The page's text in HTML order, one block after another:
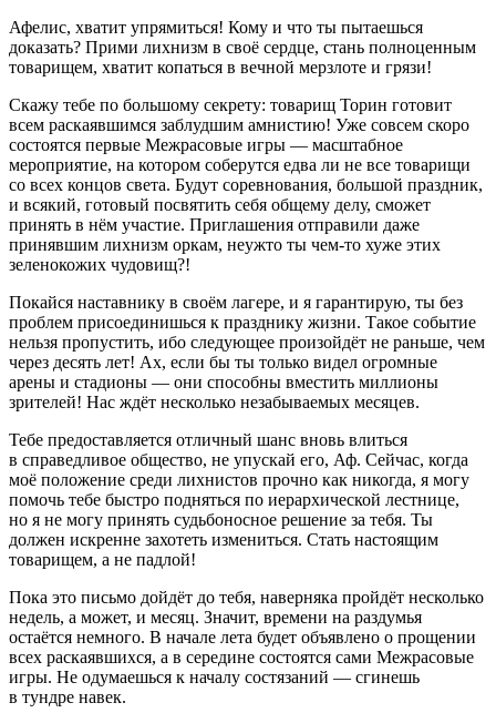
Афелис, хватит упрямиться! Кому и что ты пытаешься
доказать? Прими лихнизм в своё сердце, стань полноценным
товарищем, хватит копаться в вечной мерзлоте и грязи!
Скажу тебе по большому секрету: товарищ Торин готовит
всем раскаявшимся заблудшим амнистию! Уже совсем скоро
состоятся первые Межрасовые игры — масштабное
мероприятие, на котором соберутся едва ли не все товарищи
со всех концов света. Будут соревнования, большой праздник,
и всякий, готовый посвятить себя общему делу, сможет
принять в нём участие. Приглашения отправили даже
принявшим лихнизм оркам, неужто ты чем-то хуже этих
зеленокожих чудовищ?!
Покайся наставнику в своём лагере, и я гарантирую, ты без
проблем присоединишься к празднику жизни. Такое событие
нельзя пропустить, ибо следующее произойдёт не раньше, чем
через десять лет! Ах, если бы ты только видел огромные
арены и стадионы — они способны вместить миллионы
зрителей! Нас ждёт несколько незабываемых месяцев.
Тебе предоставляется отличный шанс вновь влиться
в справедливое общество, не упускай его, Аф. Сейчас, когда
моё положение среди лихнистов прочно как никогда, я могу
помочь тебе быстро подняться по иерархической лестнице,
но я не могу принять судьбоносное решение за тебя. Ты
должен искренне захотеть измениться. Стать настоящим
товарищем, а не падлой!
Пока это письмо дойдёт до тебя, наверняка пройдёт несколько
недель, а может, и месяц. Значит, времени на раздумья
остаётся немного. В начале лета будет объявлено о прощении
всех раскаявшихся, а в середине состоятся сами Межрасовые
игры. Не одумаешься к началу состязаний — сгинешь
в тундре навек.